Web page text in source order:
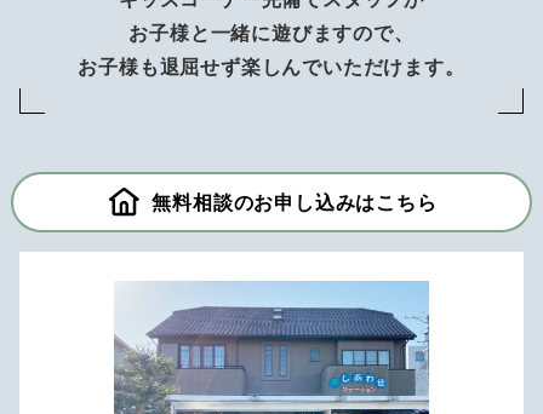
お子様と一緒に遊びますので、
お子様も退屈せず楽しんでいただけます。
無料相談のお申し込みはこちら